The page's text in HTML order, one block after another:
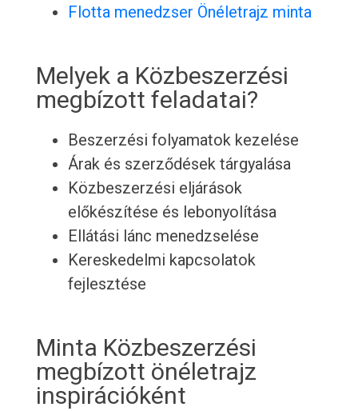
Flotta menedzser Önéletrajz minta
Melyek a Közbeszerzési
megbízott feladatai?
Beszerzési folyamatok kezelése
Árak és szerződések tárgyalása
Közbeszerzési eljárások
előkészítése és lebonyolítása
Ellátási lánc menedzselése
Kereskedelmi kapcsolatok
fejlesztése
Minta Közbeszerzési
megbízott önéletrajz
inspirációként